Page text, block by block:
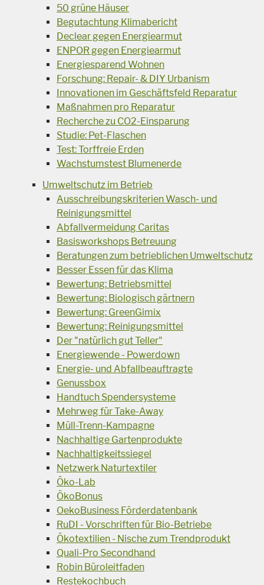
50 grüne Häuser
Begutachtung Klimabericht
Declear gegen Energiearmut
ENPOR gegen Energiearmut
Energiesparend Wohnen
Forschung: Repair- & DIY Urbanism
Innovationen im Geschäftsfeld Reparatur
Maßnahmen pro Reparatur
Recherche zu CO2-Einsparung
Studie: Pet-Flaschen
Test: Torffreie Erden
Wachstumstest Blumenerde
Umweltschutz im Betrieb
Ausschreibungskriterien Wasch- und
Reinigungsmittel
Abfallvermeidung Caritas
Basisworkshops Betreuung
Beratungen zum betrieblichen Umweltschutz
Besser Essen für das Klima
Bewertung: Betriebsmittel
Bewertung: Biologisch gärtnern
Bewertung: GreenGimix
Bewertung: Reinigungsmittel
Der "natürlich gut Teller"
Energiewende - Powerdown
Energie- und Abfallbeauftragte
Genussbox
Handtuch Spendersysteme
Mehrweg für Take-Away
Müll-Trenn-Kampagne
Nachhaltige Gartenprodukte
Nachhaltigkeitssiegel
Netzwerk Naturtextiler
Öko-Lab
ÖkoBonus
OekoBusiness Förderdatenbank
RuDI - Vorschriften für Bio-Betriebe
Ökotextilien - Nische zum Trendprodukt
Quali-Pro Secondhand
Robin Büroleitfaden
Restekochbuch